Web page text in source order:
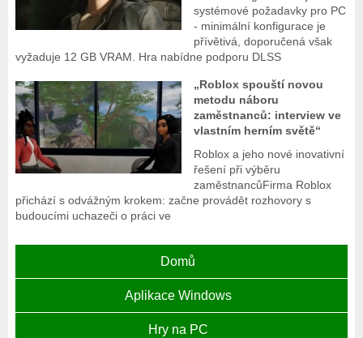
systémové požadavky pro PC
- minimální konfigurace je
přívětivá, doporučená však
vyžaduje 12 GB VRAM. Hra nabídne podporu DLSS
„Roblox spouští novou
metodu náboru
zaměstnanců: interview ve
vlastním herním světě“
Roblox a jeho nové inovativní
řešení při výběru
zaměstnancůFirma Roblox
přichází s odvážným krokem: začne provádět rozhovory s
budoucími uchazeči o práci ve
Domů
Aplikace Windows
Hry na PC